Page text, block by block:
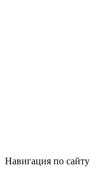
Навигация по сайту